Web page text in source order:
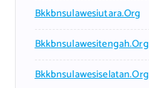
Bkkbnsulawesiutara.org
Bkkbnsulawesitengah.org
Bkkbnsulawesiselatan.org